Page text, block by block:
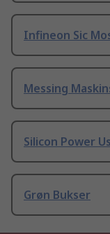
Infineon Sic
Messing
Silicon Power
Grøn Bukser